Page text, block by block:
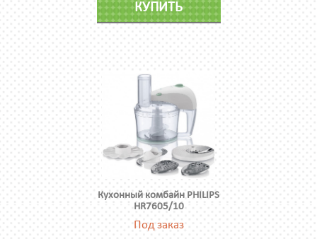
КУПИТЬ
Кухонный комбайн PHILIPS
HR7605/10
Под заказ